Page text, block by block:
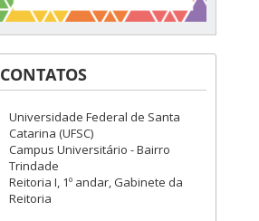
CONTATOS
Universidade Federal de Santa
Catarina (UFSC)
Campus Universitário - Bairro
Trindade
Reitoria I, 1º andar, Gabinete da
Reitoria